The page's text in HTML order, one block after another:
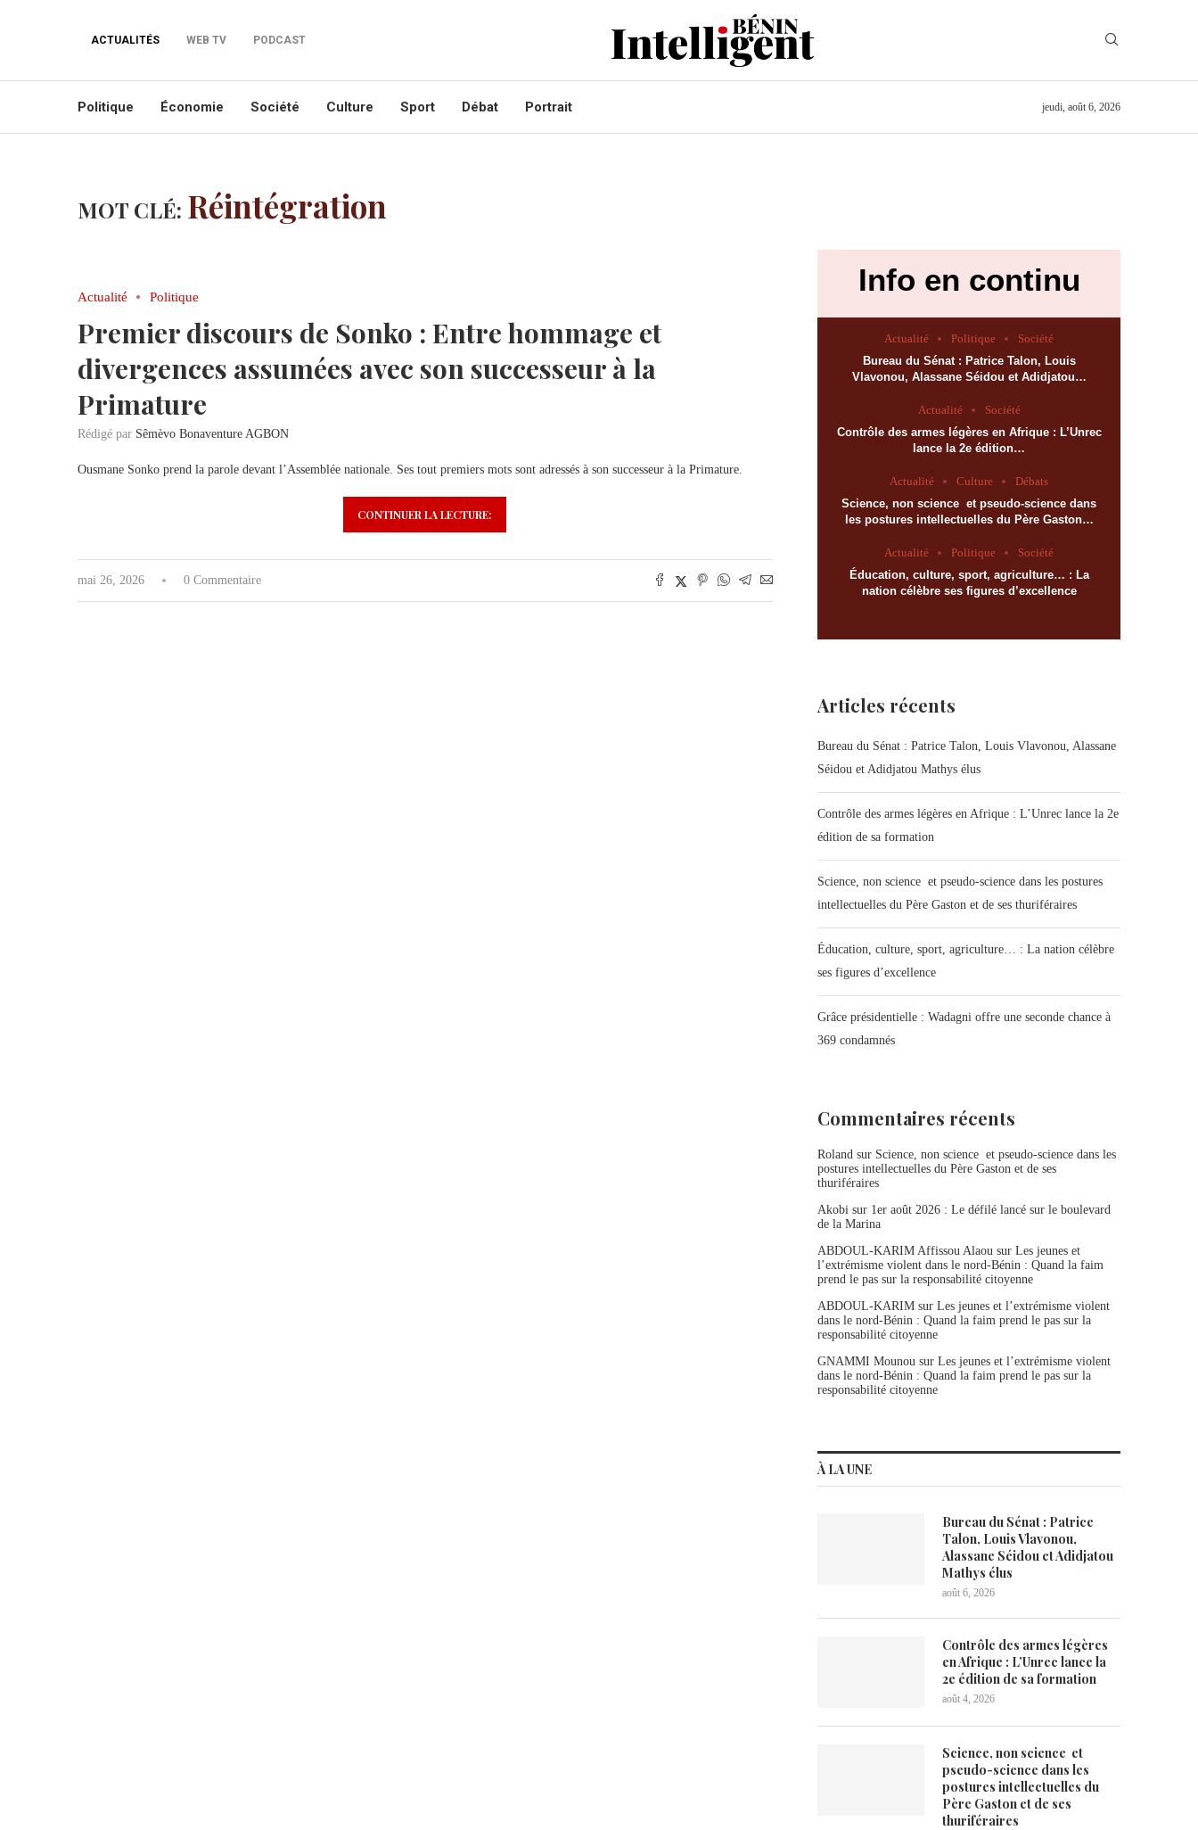
ACTUALITÉS WEB TV PODCAST
Politique Économie Société Culture Sport Débat Portrait jeudi, août 6, 2026
MOT CLÉ: Réintégration
Actualité Politique
Premier discours de Sonko : Entre hommage et
divergences assumées avec son successeur à la
Primature
Rédigé par Sêmèvo Bonaventure AGBON
Ousmane Sonko prend la parole devant l’Assemblée nationale. Ses tout premiers mots sont adressés à son successeur à la Primature.
CONTINUER LA LECTURE:
mai 26, 2026 0 Commentaire
Info en continu
Actualité Politique
Société
Bureau du Sénat : Patrice Talon, Louis
Vlavonou, Alassane Séidou et Adidjatou…
Actualité
Société
Contrôle des armes légères en Afrique : L’Unrec
lance la 2e édition…
Actualité Culture
Débats
Science, non science et pseudo-science dans
les postures intellectuelles du Père Gaston…
Actualité Politique
Société
Éducation, culture, sport, agriculture… : La
nation célèbre ses figures d’excellence
Articles récents
Bureau du Sénat : Patrice Talon, Louis Vlavonou, Alassane
Séidou et Adidjatou Mathys élus
Contrôle des armes légères en Afrique : L’Unrec lance la 2e
édition de sa formation
Science, non science et pseudo-science dans les postures
intellectuelles du Père Gaston et de ses thuriféraires
Éducation, culture, sport, agriculture… : La nation célèbre
ses figures d’excellence
Grâce présidentielle : Wadagni offre une seconde chance à
369 condamnés
Commentaires récents
Roland sur Science, non science et pseudo-science dans les
postures intellectuelles du Père Gaston et de ses
thuriféraires
Akobi sur 1er août 2026 : Le défilé lancé sur le boulevard
de la Marina
ABDOUL-KARIM Affissou Alaou sur Les jeunes et
l’extrémisme violent dans le nord-Bénin : Quand la faim
prend le pas sur la responsabilité citoyenne
ABDOUL-KARIM sur Les jeunes et l’extrémisme violent
dans le nord-Bénin : Quand la faim prend le pas sur la
responsabilité citoyenne
GNAMMI Mounou sur Les jeunes et l’extrémisme violent
dans le nord-Bénin : Quand la faim prend le pas sur la
responsabilité citoyenne
À LA UNE
Bureau du Sénat : Patrice
Talon, Louis Vlavonou,
Alassane Séidou et Adidjatou
Mathys élus
août 6, 2026
Contrôle des armes légères
en Afrique : L’Unrec lance la
2e édition de sa formation
août 4, 2026
Science, non science et
pseudo-science dans les
postures intellectuelles du
Père Gaston et de ses
thuriféraires